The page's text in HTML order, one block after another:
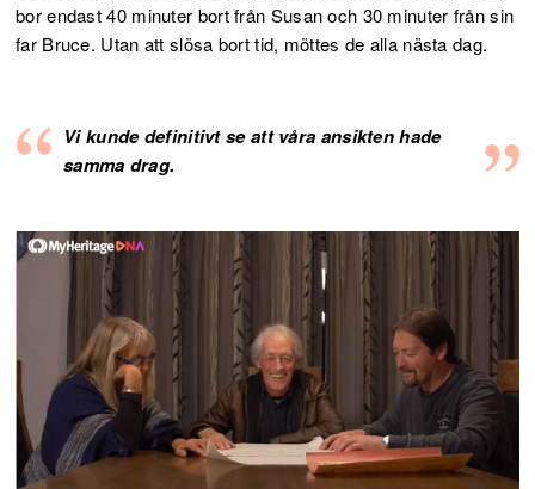
bor endast 40 minuter bort från Susan och 30 minuter från sin
far Bruce. Utan att slösa bort tid, möttes de alla nästa dag.
Vi kunde definitivt se att våra ansikten hade
samma drag.